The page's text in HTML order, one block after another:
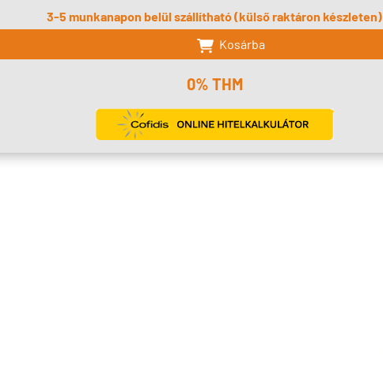
3-5 munkanapon belül szállítható (külső raktáron készleten)
Kosárba
0% THM